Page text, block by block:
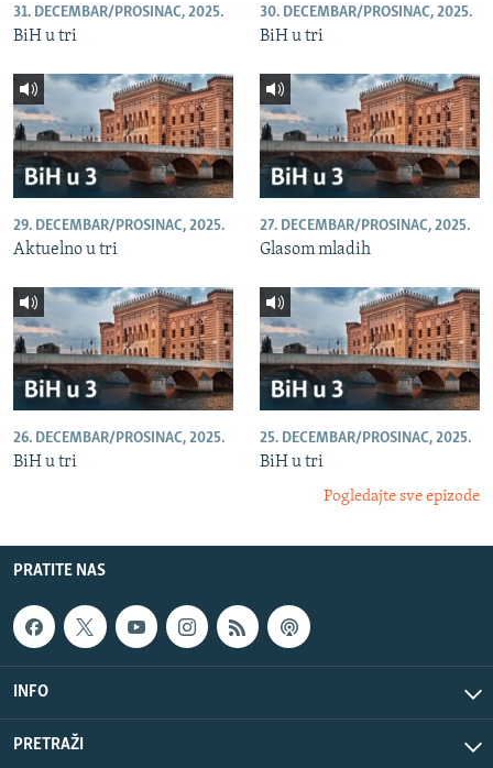
31. DECEMBAR/PROSINAC, 2025.
BiH u tri
30. DECEMBAR/PROSINAC, 2025.
BiH u tri
29. DECEMBAR/PROSINAC, 2025.
Aktuelno u tri
27. DECEMBAR/PROSINAC, 2025.
Glasom mladih
26. DECEMBAR/PROSINAC, 2025.
BiH u tri
25. DECEMBAR/PROSINAC, 2025.
BiH u tri
Pogledajte sve epizode
PRATITE NAS
INFO
PRETRAŽI